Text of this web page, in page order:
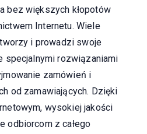
bez większych kłopotów
Internetu. Wiele
i prowadzi swoje
specjalnymi rozwiązaniami
zamówień i
od zamawiających. Dzięki
wysokiej jakości
odbiorcom z całego